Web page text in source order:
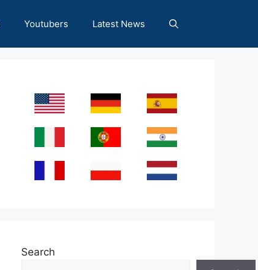
Youtubers Latest News
Search